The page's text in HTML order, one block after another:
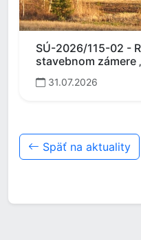
SÚ-2026/115-02 -
stavebnom zámere
31.07.2026
Späť na aktuality